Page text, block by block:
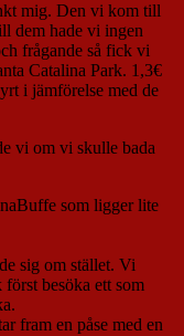
mig. Den vi kom till
dem hade vi ingen
frågande så fick vi
Catalina Park. 1,3€
i jämförelse med de
vi om vi skulle bada
som ligger lite
sig om stället. Vi
besöka ett som
fram en påse med en